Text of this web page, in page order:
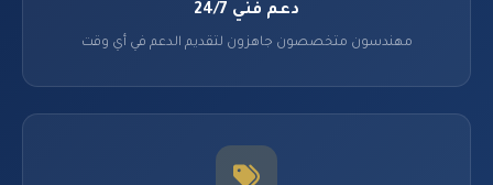
دعم فني 24/7
مهندسون متخصصون جاهزون لتقديم الدعم في أي وقت